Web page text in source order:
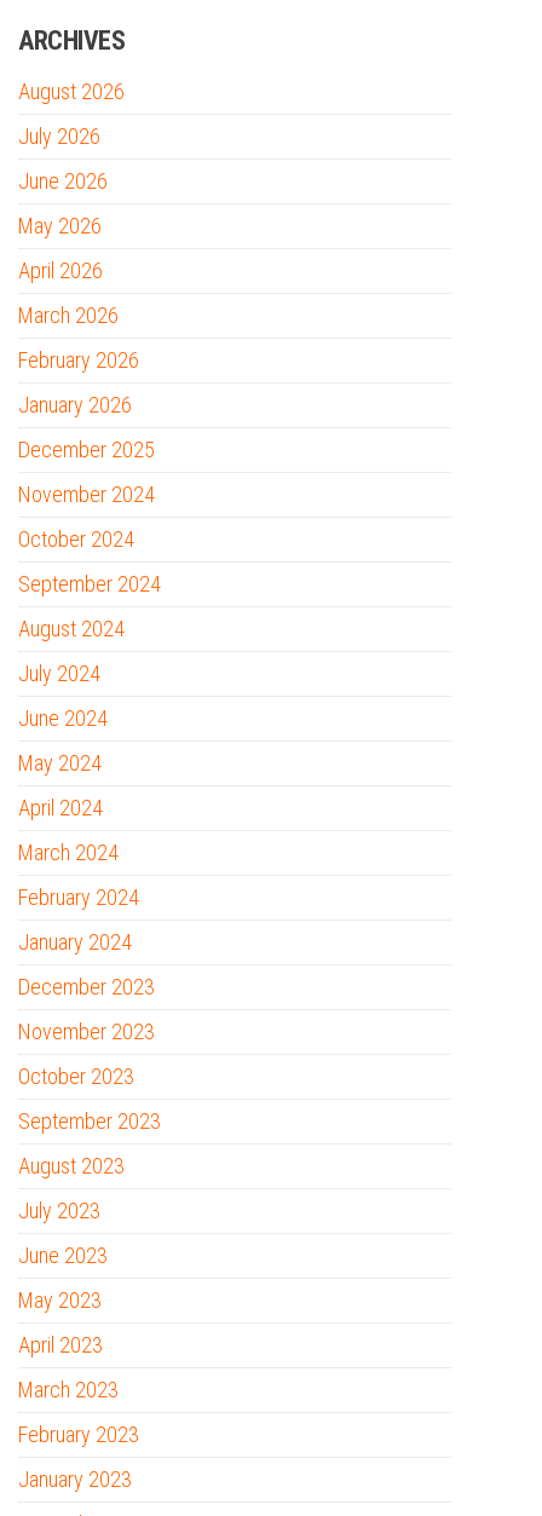
ARCHIVES
August 2026
July 2026
June 2026
May 2026
April 2026
March 2026
February 2026
January 2026
December 2025
November 2024
October 2024
September 2024
August 2024
July 2024
June 2024
May 2024
April 2024
March 2024
February 2024
January 2024
December 2023
November 2023
October 2023
September 2023
August 2023
July 2023
June 2023
May 2023
April 2023
March 2023
February 2023
January 2023